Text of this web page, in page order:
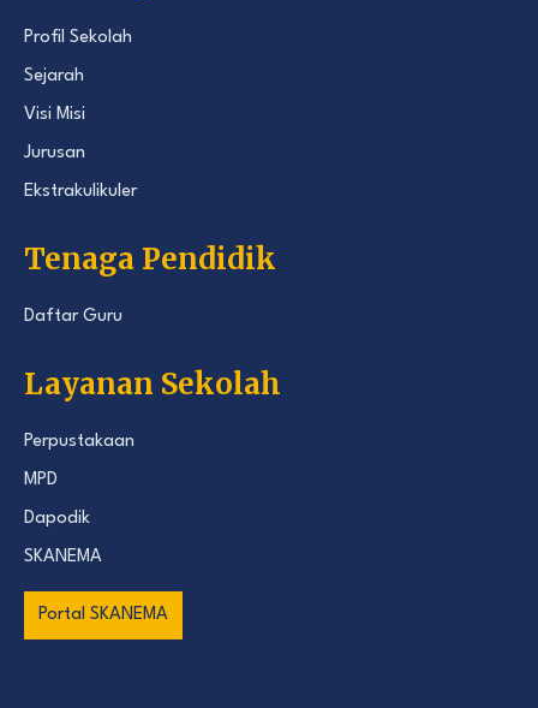
Profil Sekolah
Sejarah
Visi Misi
Jurusan
Ekstrakulikuler
Tenaga Pendidik
Daftar Guru
Layanan Sekolah
Perpustakaan
MPD
Dapodik
SKANEMA
Portal SKANEMA